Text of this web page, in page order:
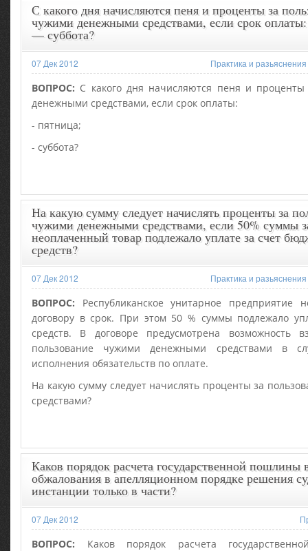
С какого дня начисляются пеня и проценты за
чужими денежными средствами, если срок
— суббота?
07 Дек 2012 Практика и
ВОПРОС: С какого дня начисляются пеня и
денежными средствами, если срок оплаты:
- пятница;
- суббота?
На какую сумму следует начислять проценты за
чужими денежными средствами, если 50% суммы
неоплаченный товар подлежало уплате за счет
средств?
07 Дек 2012 Практика и
ВОПРОС: Республиканское унитарное предприятие
договору в срок. При этом 50 % суммы подлежало
средств. В договоре предусмотрена возможность
пользование чужими денежными средствами в
исполнения обязательств по оплате.
На какую сумму следует начислять проценты за
средствами?
Каков порядок расчета государственной пошлины
обжалования в апелляционном порядке решения
инстанции только в части?
07 Дек 2012
ВОПРОС: Каков порядок расчета